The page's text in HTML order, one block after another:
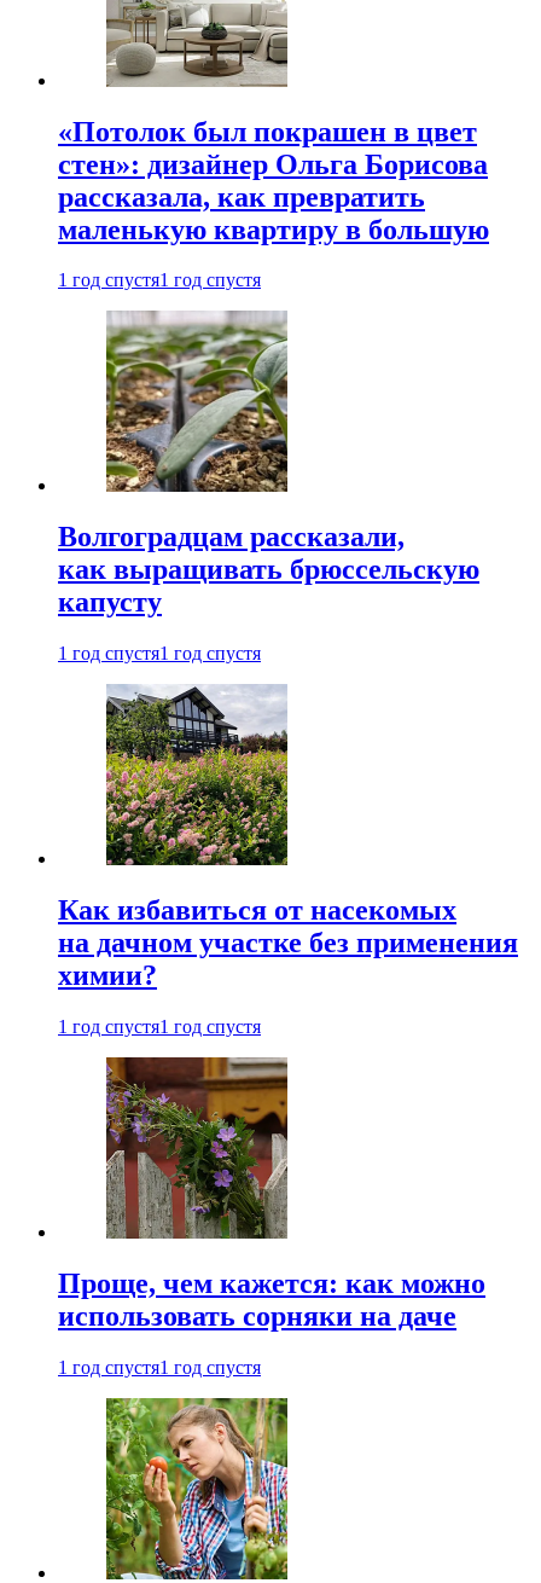
«Потолок был покрашен в цвет
стен»: дизайнер Ольга Борисова
рассказала, как превратить
маленькую квартиру в большую
1 год спустя1 год спустя
Волгоградцам рассказали,
как выращивать брюссельскую
капусту
1 год спустя1 год спустя
Как избавиться от насекомых
на дачном участке без применения
химии?
1 год спустя1 год спустя
Проще, чем кажется: как можно
использовать сорняки на даче
1 год спустя1 год спустя